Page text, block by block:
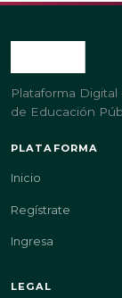
Plataforma
de Educación
PLATAFORMA
Inicio
Regístrate
Ingresa
LEGAL